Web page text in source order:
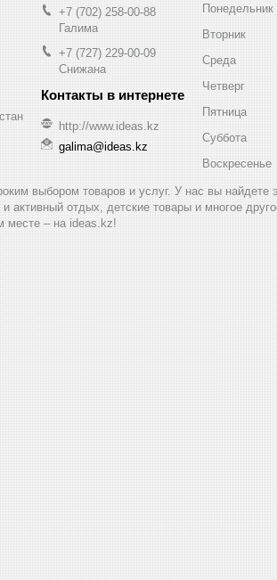
+7 (702) 258-00-88
Галима
+7 (727) 229-00-09
Снижана
http://www.ideas.kz
galima@ideas.kz
Понедельник
Вторник
Среда
Четверг
Пятница
Суббота
Воскресенье
выбором товаров и услуг. У нас вы найдете
активный отдых, детские товары и многое
месте – на ideas.kz!